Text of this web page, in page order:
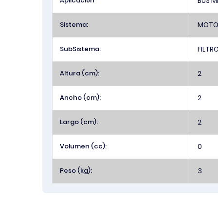
Sistema:
SubSistema:
Altura (cm): 2
Ancho (cm): 2
Largo (cm): 2
Volumen (cc): 0
Peso (kg): 3